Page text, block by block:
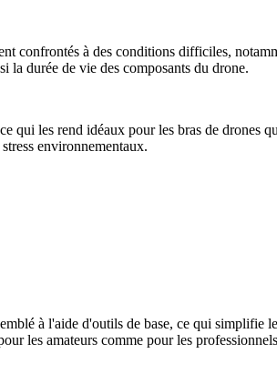
confrontés à des conditions difficiles,
la durée de vie des composants du drone.
qui les rend idéaux pour les bras de drones
environnementaux.
à l'aide d'outils de base, ce qui simplifie
les amateurs comme pour les